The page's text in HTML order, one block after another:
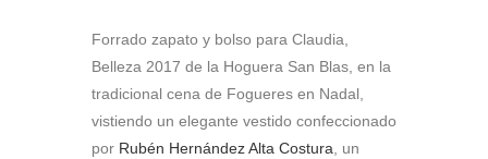
Forrado zapato y bolso para Claudia,
Belleza 2017 de la Hoguera San Blas, en la
tradicional cena de Fogueres en Nadal,
vistiendo un elegante vestido confeccionado
por Rubén Hernández Alta Costura , un